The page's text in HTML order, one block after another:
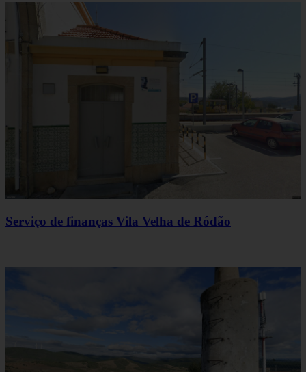
Serviço de finanças Vila Velha de Ródão